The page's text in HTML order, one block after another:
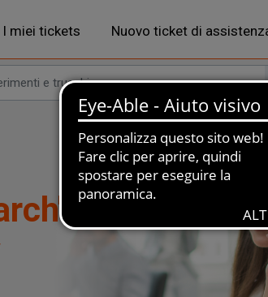
I miei tickets Nuovo ticket di